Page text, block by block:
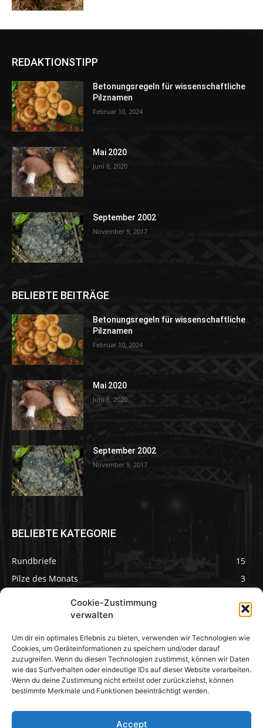
Cookie-Zustimmung
verwalten
Um dir ein optimales Erlebnis zu bieten, verwenden wir Technologien wie
Cookies, um Geräteinformationen zu speichern und/oder darauf
zuzugreifen. Wenn du diesen Technologien zustimmst, können wir Daten
wie das Surfverhalten oder eindeutige IDs auf dieser Website verarbeiten.
Wenn du deine Zustimmung nicht erteilst oder zurückziehst, können
bestimmte Merkmale und Funktionen beeinträchtigt werden.
Accept
REDAKTIONSTIPP
Betonungsregeln für wissenschaftliche
Pilznamen
Februar 10, 2024
Mai 2020
Juni 6, 2020
September 2002
November 9, 2017
BELIEBTE BEITRÄGE
Betonungsregeln für wissenschaftliche
Pilznamen
Februar 10, 2024
Mai 2020
Juni 6, 2020
September 2002
November 9, 2017
BELIEBTE KATEGORIE
Rundbriefe
15
Pilze des Monats
3
Pilzseite
Seltene Pilze aus
Mainfranken und
Deutschland